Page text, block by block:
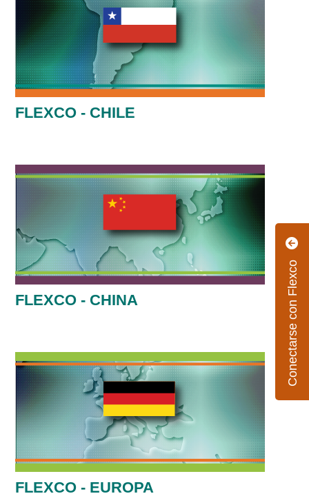
Conectarse con Flexco
FLEXCO - CHILE
FLEXCO - CHINA
FLEXCO - EUROPA